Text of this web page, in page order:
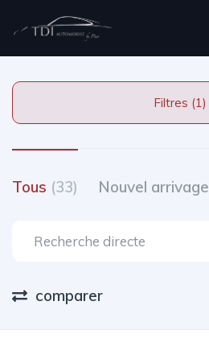
Filtres (1)
Tous (33) Nouvel arrivage
comparer